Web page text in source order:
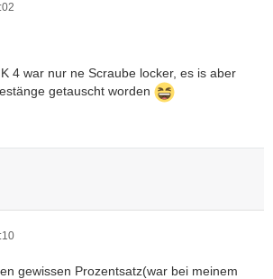
4 war nur ne Scraube locker, es is aber
getauscht worden
gewissen Prozentsatz(war bei meinem